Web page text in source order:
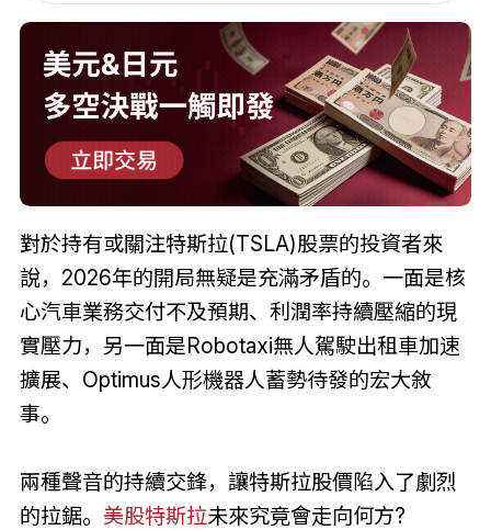
對於持有或關注特斯拉(TSLA)股票的投資者來
說，2026年的開局無疑是充滿矛盾的。一面是核
心汽車業務交付不及預期、利潤率持續壓縮的現
實壓力，另一面是Robotaxi無人駕駛出租車加速
擴展、Optimus人形機器人蓄勢待發的宏大敘
事。
兩種聲音的持續交鋒，讓特斯拉股價陷入了劇烈
的拉鋸。 美股特斯拉未來究竟會走向何方?